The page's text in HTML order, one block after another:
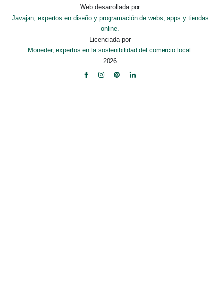
Web desarrollada por
Javajan, expertos en diseño y programación de webs, apps y tiendas
online.
Licenciada por
Moneder, expertos en la sostenibilidad del comercio local.
2026